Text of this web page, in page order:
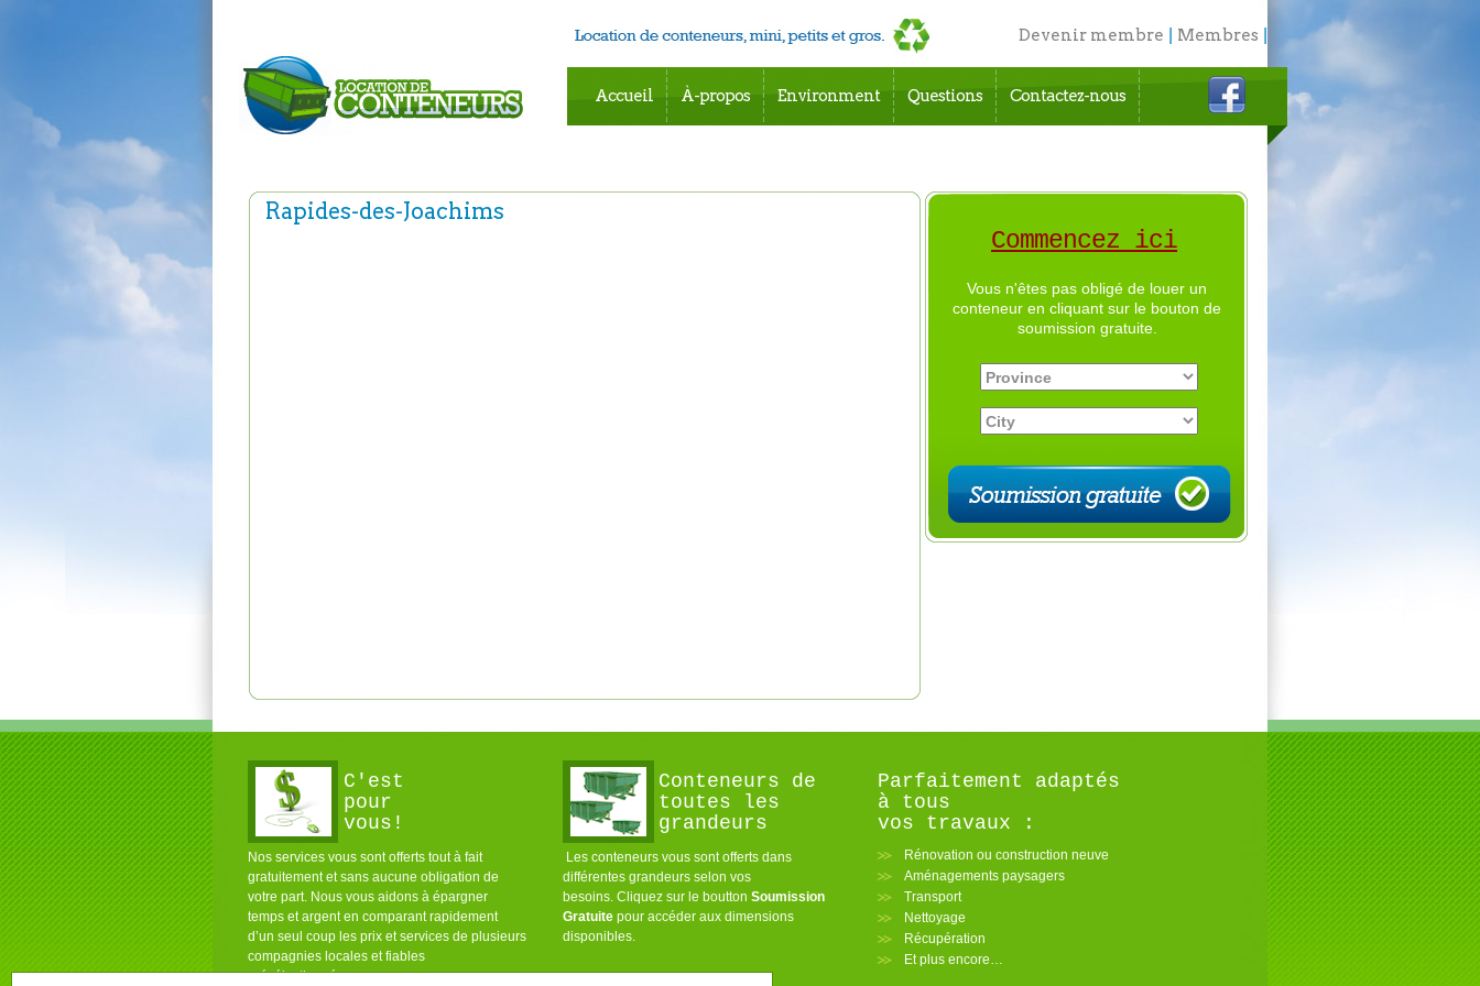
Devenir membre Membres
English
Accueil À-propos Environment Questions Contactez-nous
Rapides-des-Joachims
Commencez ici
Vous n'êtes pas obligé de louer un
conteneur en cliquant sur le bouton de
soumission gratuite.
C'est
pour
vous!
Nos services vous sont offerts tout à fait
gratuitement et sans aucune obligation de
votre part. Nous vous aidons à épargner
temps et argent en comparant rapidement
d’un seul coup les prix et services de plusieurs
compagnies locales et fiables
présélectionnées pour vous.
Conteneurs de
toutes les
grandeurs
Les conteneurs vous sont offerts dans
différentes grandeurs selon vos
besoins. Cliquez sur le boutton Soumission
Gratuite pour accéder aux dimensions
disponibles.
Parfaitement adaptés
à tous
vos travaux :
Rénovation ou construction neuve
Aménagements paysagers
Transport
Nettoyage
Récupération
Et plus encore…